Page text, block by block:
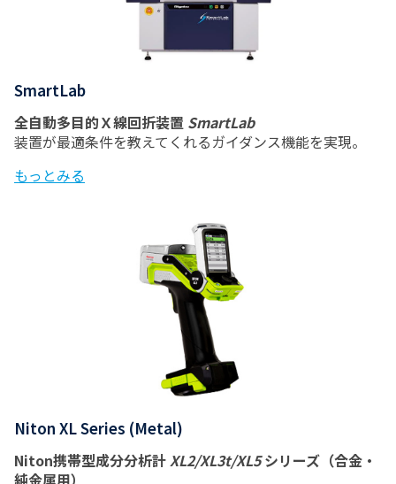
SmartLab
全自動多目的Ｘ線回折装置 SmartLab
装置が最適条件を教えてくれるガイダンス機能を実現。
もっとみる
Niton XL Series (Metal)
Niton携帯型成分分析計XL2/XL3t/XL5シリーズ（合金・
純金属用）